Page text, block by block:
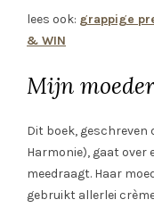
lees ook: grappige
& WIN
Mijn
Dit boek, geschreven
Harmonie), gaat over
meedraagt. Haar
gebruikt allerlei